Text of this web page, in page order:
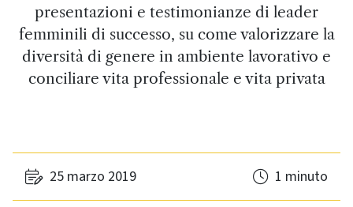
presentazioni e testimonianze di leader
femminili di successo, su come valorizzare la
diversità di genere in ambiente lavorativo e
conciliare vita professionale e vita privata
25 marzo 2019 1 minuto